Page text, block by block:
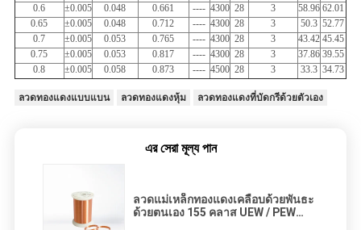
0.6
±0.005 0.048 0.661 ---- 4300 28 3 58.96 62.01
0.65
±0.005 0.048 0.712 ---- 4300 28 3 50.3 52.77
0.7
±0.005 0.053 0.765 ---- 4300 28 3 43.42 45.45
0.75
±0.005 0.053 0.817 ---- 4300 28 3 37.86 39.55
0.8
±0.005 0.058 0.873 ---- 4500 28 3 33.3 34.73
ลวดทองแดงแบบแบน ลวดทองแดงหุ้ม ลวดทองแดงที่บัดกรีด้วยตัวเอง
এর সেরা মূল্য পান
ลวดแม่เหล็กทองแดงเคลือบด้วยพันธะ
ด้วยตนเอง 155 คลาส UEW / PEW